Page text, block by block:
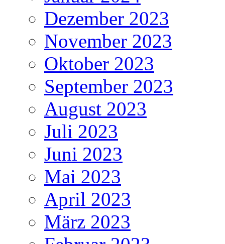
Dezember 2023
November 2023
Oktober 2023
September 2023
August 2023
Juli 2023
Juni 2023
Mai 2023
April 2023
März 2023